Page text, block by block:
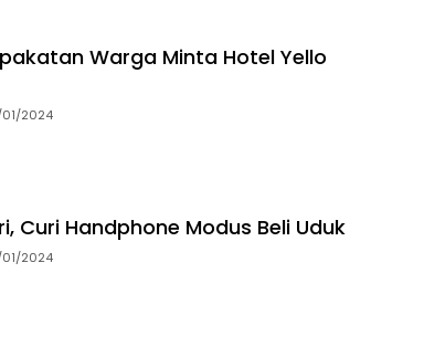
Warga Minta Hotel Yello
01/2024
Curi Handphone Modus Beli Uduk
01/2024